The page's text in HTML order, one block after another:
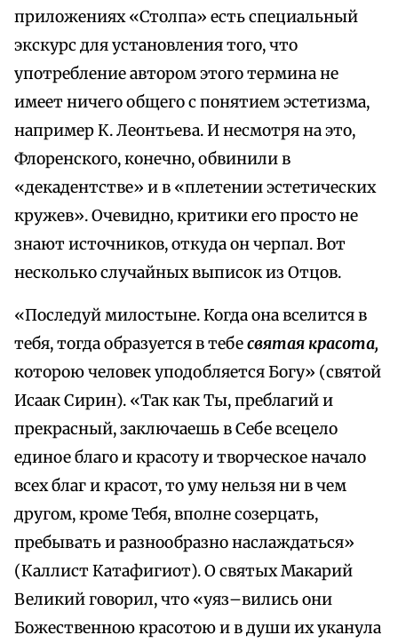
приложениях «Столпа» есть специальный
экскурс для установления того, что
употребление автором этого термина не
имеет ничего общего с понятием эстетизма,
например К. Леонтьева. И несмотря на это,
Флоренского, конечно, обвинили в
«декадентстве» и в «плетении эстетических
кружев». Очевидно, критики его просто не
знают источников, откуда он черпал. Вот
несколько случайных выписок из Отцов.
«Последуй милостыне. Когда она вселится в
тебя, тогда образуется в тебесвятая красота,
которою человек уподобляется Богу» (святой
Исаак Сирин). «Так как Ты, преблагий и
прекрасный, заключаешь в Себе всецело
единое благо и красоту и творческое начало
всех благ и красот, то уму нельзя ни в чем
другом, кроме Тебя, вполне созерцать,
пребывать и разнообразно наслаждаться»
(Каллист Катафигиот). О святых Макарий
Великий говорил, что «уяз–вились они
Божественною красотою и в души их уканула